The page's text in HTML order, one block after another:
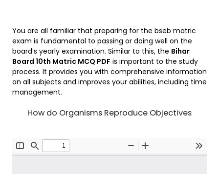
You are all familiar that preparing for the bseb matric
exam is fundamental to passing or doing well on the
board’s yearly examination. Similar to this, the Bihar
Board 10th Matric MCQ PDF is important to the study
process. It provides you with comprehensive information
on all subjects and improves your abilities, including time
management.
How do Organisms Reproduce Objectives